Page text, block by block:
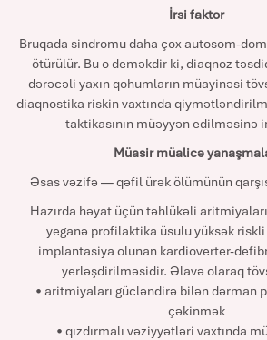
İrsi faktor
Bruqada sindromu daha çox autosom-
ötürülür. Bu o deməkdir ki, diaqnoz
dərəcəli yaxın qohumların müayinəsi
diaqnostika riskin vaxtında
taktikasının müəyyən edilməsinə
Müasir müalicə
Əsas vəzifə — qəfil ürək ölümünün
Hazırda həyat üçün təhlükəli
yeganə profilaktika üsulu yüksək
implantasiya olunan kardioverter-
yerləşdirilməsidir. Əlavə olaraq
• aritmiyaları gücləndirə bilən dərman
çəkinmək
• qızdırmalı vəziyyətləri vaxtında